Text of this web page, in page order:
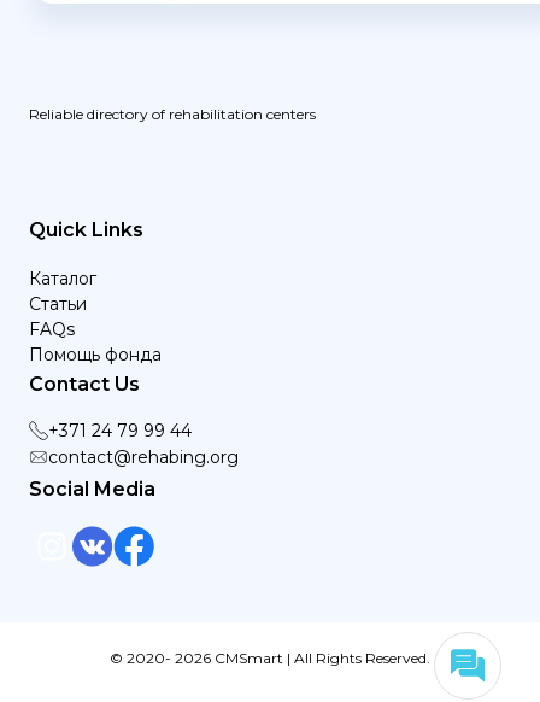
Reliable directory of rehabilitation centers
Quick Links
Каталог
Статьи
FAQs
Помощь фонда
Contact Us
+371 24 79 99 44
contact@rehabing.org
Social Media
© 2020- 2026 CMSmart | All Rights Reserved.